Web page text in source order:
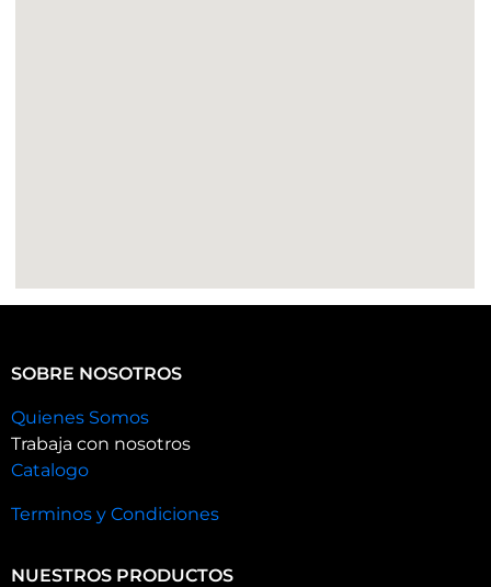
SOBRE NOSOTROS
Quienes Somos
Trabaja con nosotros
Catalogo
Terminos y Condiciones
NUESTROS PRODUCTOS